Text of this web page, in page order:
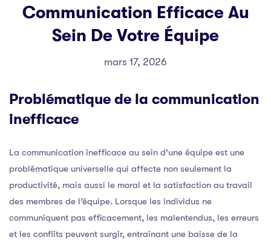
Communication Efficace Au
Sein De Votre Équipe
mars 17, 2026
Problématique de la communication
inefficace
La communication inefficace au sein d’une équipe est une
problématique universelle qui affecte non seulement la
productivité, mais aussi le moral et la satisfaction au travail
des membres de l’équipe. Lorsque les individus ne
communiquent pas efficacement, les malentendus, les erreurs
et les conflits peuvent surgir, entraînant une baisse de la